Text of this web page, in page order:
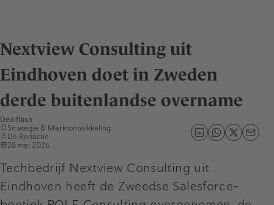
Nextview Consulting uit
Eindhoven doet in Zweden
derde buitenlandse overname
Dealflash
Strategie & Marktontwikkeling
De Redactie
28 mei 2026
Techbedrijf Nextview Consulting uit
Eindhoven heeft de Zweedse Salesforce-